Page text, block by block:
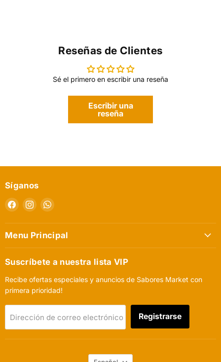
Reseñas de Clientes
Sé el primero en escribir una reseña
Escribir una
reseña
Síganos
Encuéntrenos
en
Facebook
Encuéntrenos
en
Instagram
Encuéntrenos
WhatsApp
Menu Principal
Suscríbete a nuestra lista VIP
Recibe ofertas especiales y anuncios de Sabores Market con
primera prioridad!
Dirección de correo electrónico Registrarse